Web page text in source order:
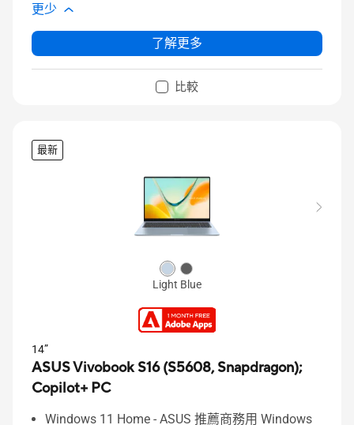
更少
了解更多
比較
最新
Light Blue
14”
ASUS Vivobook S16 (S5608, Snapdragon);
Copilot+ PC
Windows 11 Home - ASUS 推薦商務用 Windows